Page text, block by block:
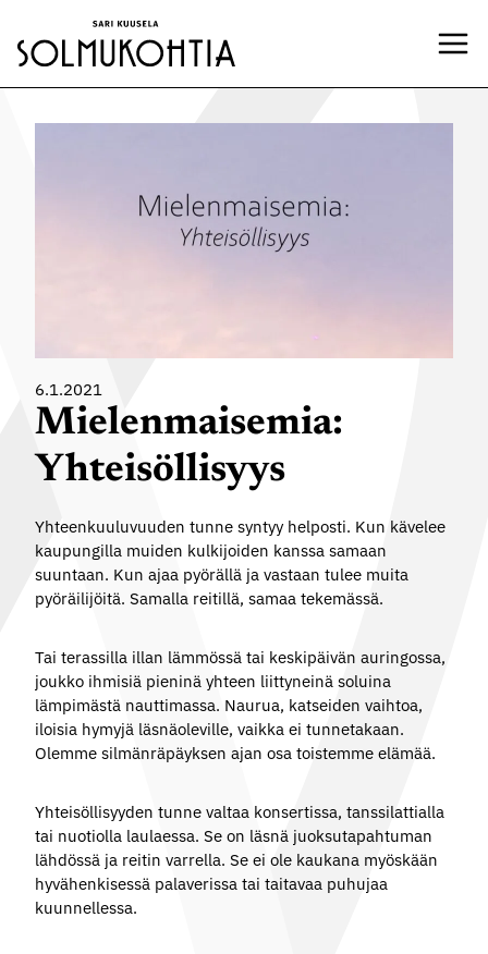
sisältöön
6.1.2021
Mielenmaisemia:
Yhteisöllisyys
Yhteenkuuluvuuden tunne syntyy helposti. Kun kävelee
kaupungilla muiden kulkijoiden kanssa samaan
suuntaan. Kun ajaa pyörällä ja vastaan tulee muita
pyöräilijöitä. Samalla reitillä, samaa tekemässä.
Tai terassilla illan lämmössä tai keskipäivän auringossa,
joukko ihmisiä pieninä yhteen liittyneinä soluina
lämpimästä nauttimassa. Naurua, katseiden vaihtoa,
iloisia hymyjä läsnäoleville, vaikka ei tunnetakaan.
Olemme silmänräpäyksen ajan osa toistemme elämää.
Yhteisöllisyyden tunne valtaa konsertissa, tanssilattialla
tai nuotiolla laulaessa. Se on läsnä juoksutapahtuman
lähdössä ja reitin varrella. Se ei ole kaukana myöskään
hyvähenkisessä palaverissa tai taitavaa puhujaa
kuunnellessa.